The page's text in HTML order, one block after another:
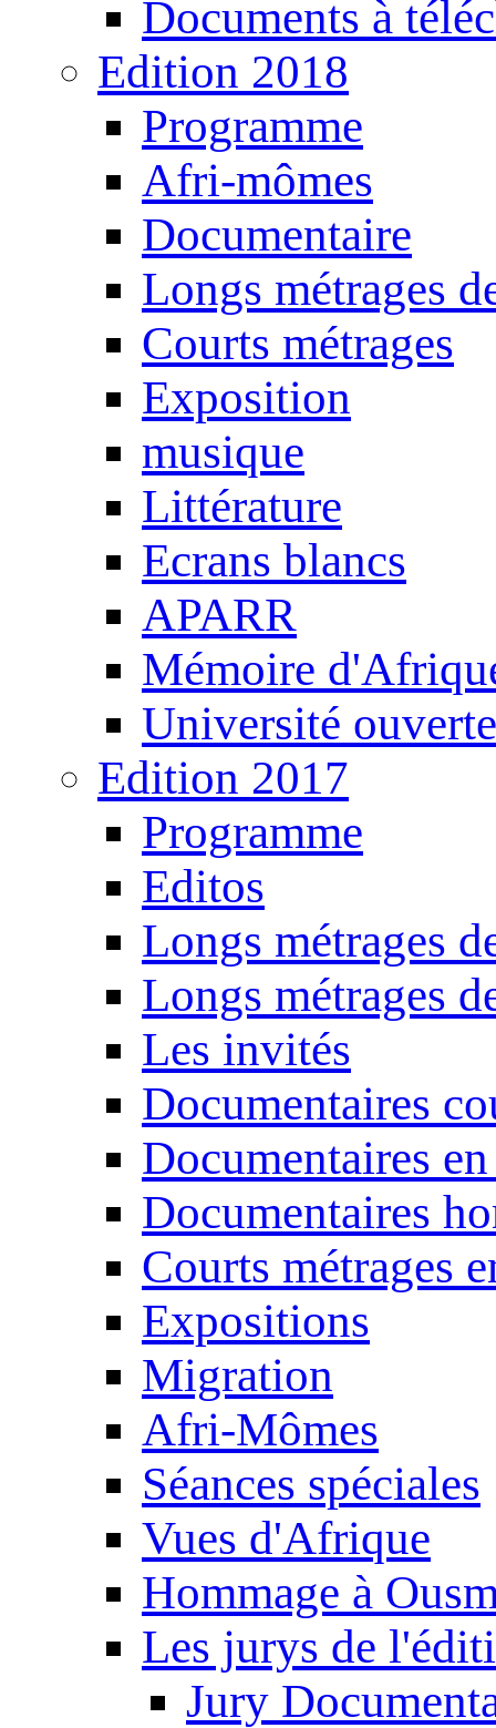
Documents à
Edition 2018
Programme
Afri-mômes
Documentaire
Longs métrages
Courts métrages
Exposition
musique
Littérature
Ecrans blancs
APARR
Mémoire
Université ouverte
Edition 2017
Programme
Editos
Longs métrages
Longs métrages
Les invités
Documentaires
Documentaires
Documentaires
Courts métrages
Expositions
Migration
Afri-Mômes
Séances spéciales
Vues d'Afrique
Hommage à
Les jurys de
Jury